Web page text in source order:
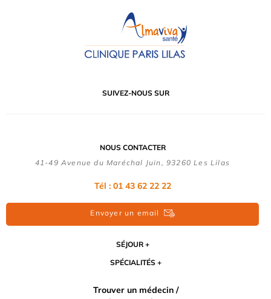
SUIVEZ-NOUS SUR
NOUS CONTACTER
41-49 Avenue du Maréchal Juin, 93260 Les Lilas
Tél : 01 43 62 22 22
Envoyer un email
SÉJOUR
SPÉCIALITÉS
Trouver un médecin /